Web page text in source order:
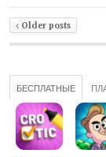
Older posts
БЕСПЛАТНЫЕ